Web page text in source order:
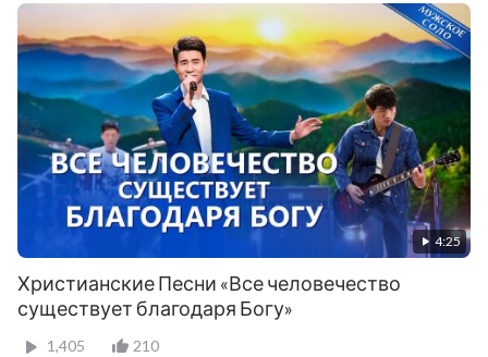
4:25
Христианские Песни «Все человечество
существует благодаря Богу»
1,405 210